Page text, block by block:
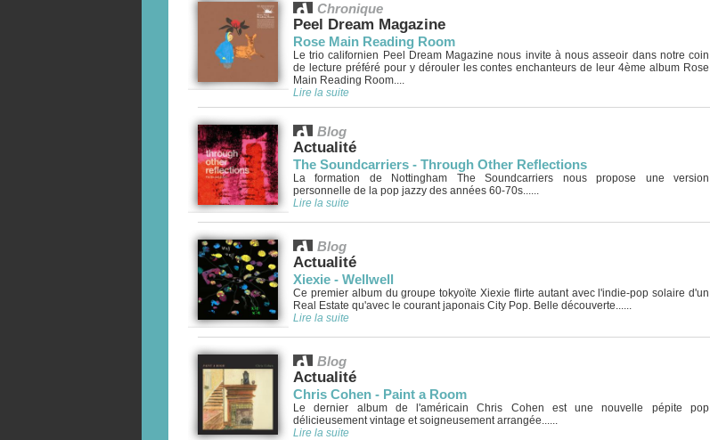
Chronique
Peel Dream Magazine
Rose Main Reading Room
Le trio californien Peel Dream Magazine nous invite à nous asseoir dans notre coin
de lecture préféré pour y dérouler les contes enchanteurs de leur 4ème album Rose
Main Reading Room....
Lire la suite
Blog
Actualité
The Soundcarriers - Through Other Reflections
La formation de Nottingham The Soundcarriers nous propose une version
personnelle de la pop jazzy des années 60-70s......
Lire la suite
Blog
Actualité
Xiexie - Wellwell
Ce premier album du groupe tokyoïte Xiexie flirte autant avec l'indie-pop solaire d'un
Real Estate qu'avec le courant japonais City Pop. Belle découverte......
Lire la suite
Blog
Actualité
Chris Cohen - Paint a Room
Le dernier album de l'américain Chris Cohen est une nouvelle pépite pop
délicieusement vintage et soigneusement arrangée......
Lire la suite